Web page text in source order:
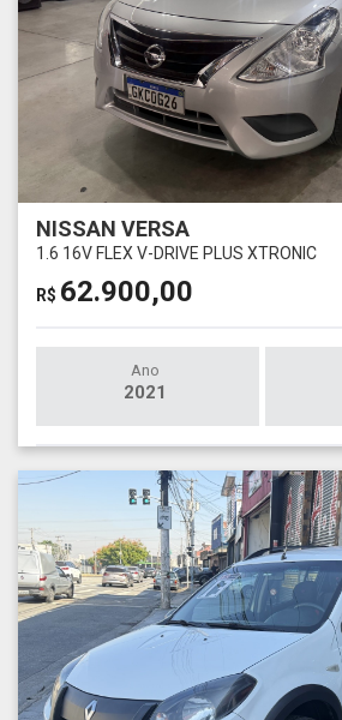
NISSAN VERSA
1.6 16V FLEX V-DRIVE PLUS XTRONIC
R$ 62.900,00
Ano
2021